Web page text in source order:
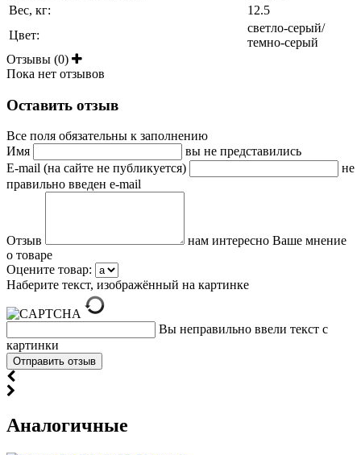
Вес, кг:
12.5
Цвет:
светло-серый/
темно-серый
Отзывы (0)
Пока нет отзывов
Оставить отзыв
Все поля обязательны к заполнению
Имя
вы не представились
E-mail (на сайте не публикуется)
не
правильно введен e-mail
Отзыв
нам интересно Ваше мнение
о товаре
Оцените товар:
Наберите текст, изображённый на картинке
Вы неправильно ввели текст с
картинки
Аналогичные